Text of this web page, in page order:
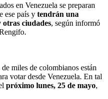
en Venezuela se preparan
ese país y tendrán una
ciudades, según informó
miles de colombianos están
votar desde Venezuela. En tal
próximo lunes, 25 de mayo,